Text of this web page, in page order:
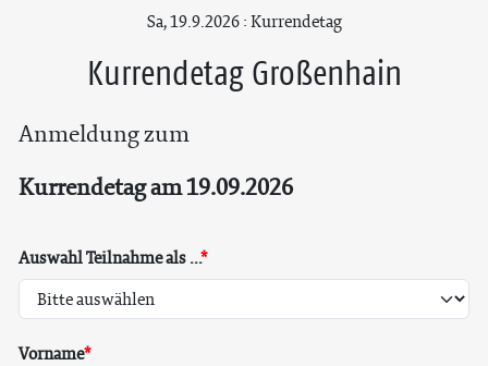
Sa, 19.9.2026 : Kurrendetag
Kurrendetag Großenhain
Anmeldung zum
Kurrendetag am 19.09.2026
Auswahl Teilnahme als ...
Vorname